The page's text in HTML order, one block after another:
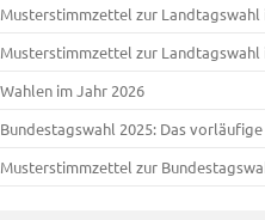
Musterstimmzettel zur Landtagswahl
Musterstimmzettel zur
Wahlen im Jahr 2026
Bundestagswahl 2025: Das
Musterstimmzettel zur